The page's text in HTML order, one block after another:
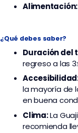
Alimentación:
¿Qué debes saber?
Duración del
regreso a las
la mayoría de
en buena
Clima:La
recomienda